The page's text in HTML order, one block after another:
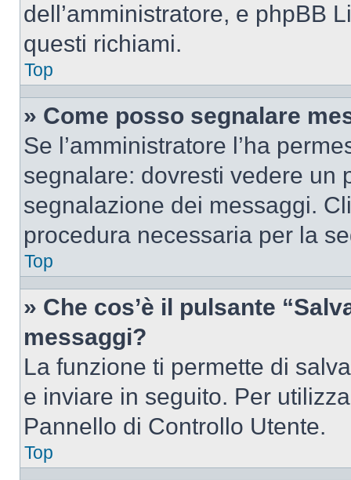
dell’amministratore, e phpBB
questi richiami.
Top
» Come posso segnalare
Se l’amministratore l’ha
segnalare: dovresti vedere un
segnalazione dei messaggi.
procedura necessaria per la
Top
» Che cos’è il pulsante
messaggi?
La funzione ti permette di
e inviare in seguito. Per
Pannello di Controllo Utente.
Top